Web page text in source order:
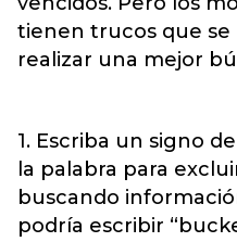
tienen trucos que se
realizar una mejor
1. Escriba un signo
la palabra para
buscando
podría escribir